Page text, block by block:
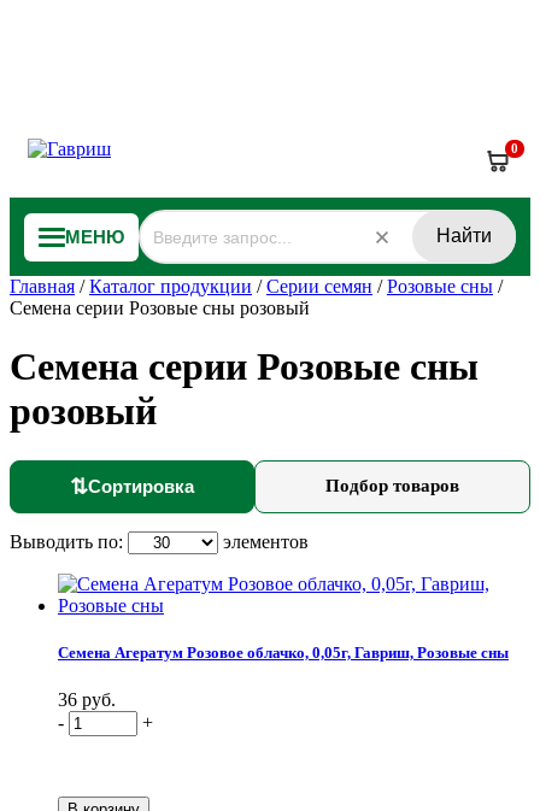
0
МЕНЮ Найти
Главная /Каталог продукции /Серии семян /Розовые сны /
Семена серии Розовые сны розовый
Семена серии Розовые сны
розовый
⇅Сортировка Подбор товаров
Выводить по: элементов
Семена Агератум Розовое облачко, 0,05г, Гавриш, Розовые сны
36 руб.
-
+